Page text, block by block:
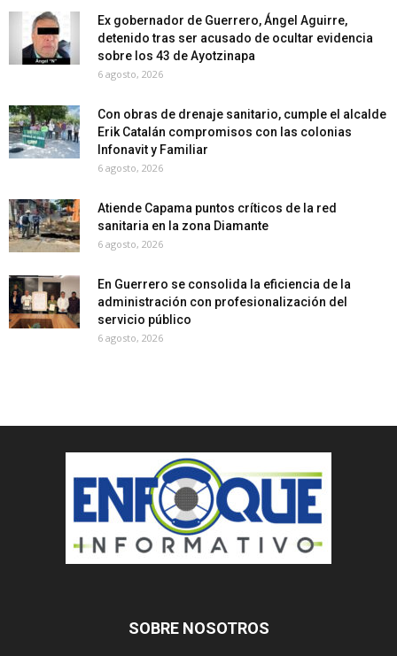
Ex gobernador de Guerrero, Ángel Aguirre,
detenido tras ser acusado de ocultar evidencia
sobre los 43 de Ayotzinapa
6 agosto, 2026
Con obras de drenaje sanitario, cumple el alcalde
Erik Catalán compromisos con las colonias
Infonavit y Familiar
6 agosto, 2026
Atiende Capama puntos críticos de la red
sanitaria en la zona Diamante
6 agosto, 2026
En Guerrero se consolida la eficiencia de la
administración con profesionalización del
servicio público
6 agosto, 2026
SOBRE NOSOTROS